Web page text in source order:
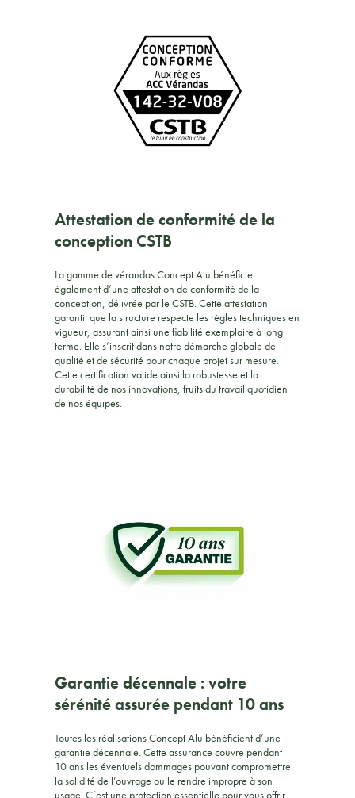
Attestation de conformité de la
conception CSTB
La gamme de vérandas Concept Alu bénéficie
également d’une attestation de conformité de la
conception, délivrée par le CSTB. Cette attestation
garantit que la structure respecte les règles techniques en
vigueur, assurant ainsi une fiabilité exemplaire à long
terme. Elle s’inscrit dans notre démarche globale de
qualité et de sécurité pour chaque projet sur mesure.
Cette certification valide ainsi la robustesse et la
durabilité de nos innovations, fruits du travail quotidien
de nos équipes.
Garantie décennale : votre
sérénité assurée pendant 10 ans
Toutes les réalisations Concept Alu bénéficient d’une
garantie décennale. Cette assurance couvre pendant
10 ans les éventuels dommages pouvant compromettre
la solidité de l’ouvrage ou le rendre impropre à son
usage. C’est une protection essentielle pour vous offrir